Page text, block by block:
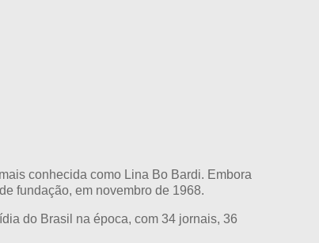
conhecida como Lina Bo Bardi. Embora
fundação, em novembro de 1968.
do Brasil na época, com 34 jornais, 36